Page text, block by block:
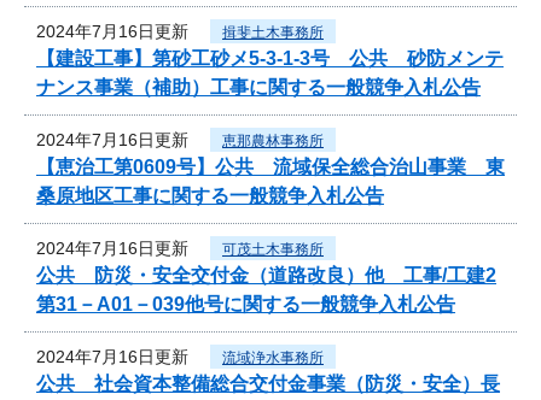
2024年7月16日更新 揖斐土木事務所
【建設工事】第砂工砂メ5-3-1-3号 公共 砂防メンテ
ナンス事業（補助）工事に関する一般競争入札公告
2024年7月16日更新 恵那農林事務所
【恵治工第0609号】公共 流域保全総合治山事業 東
桑原地区工事に関する一般競争入札公告
2024年7月16日更新 可茂土木事務所
公共 防災・安全交付金（道路改良）他 工事/工建2
第31－A01－039他号に関する一般競争入札公告
2024年7月16日更新 流域浄水事務所
公共 社会資本整備総合交付金事業（防災・安全）長